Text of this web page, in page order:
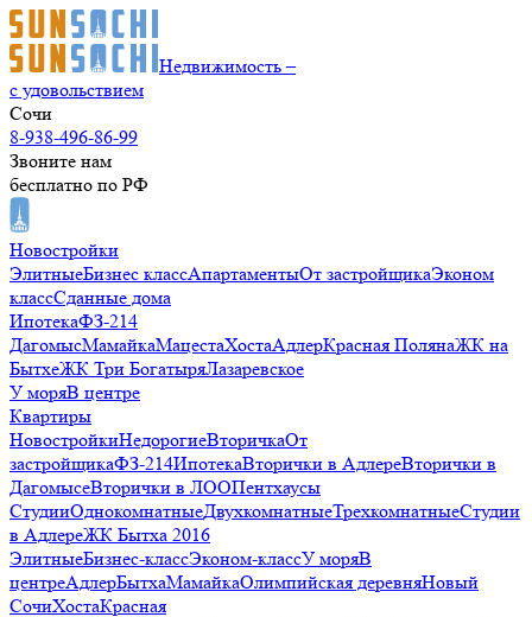
Недвижимость –
с удовольствием
Сочи
8-938-496-86-99
Звоните нам
бесплатно по РФ
Новостройки
ЭлитныеБизнес классАпартаментыОт застройщикаЭконом
классСданные дома
ИпотекаФЗ-214
ДагомысМамайкаМацестаХостаАдлерКрасная ПолянаЖК на
БытхеЖК Три БогатыряЛазаревское
У моряВ центре
Квартиры
НовостройкиНедорогиеВторичкаОт
застройщикаФЗ-214ИпотекаВторички в АдлереВторички в
ДагомысеВторички в ЛООПентхаусы
СтудииОднокомнатныеДвухкомнатныеТрехкомнатныеСтудии
в АдлереЖК Бытха 2016
ЭлитныеБизнес-классЭконом-классУ моряВ
центреАдлерБытхаМамайкаОлимпийская деревняНовый
СочиХостаКрасная